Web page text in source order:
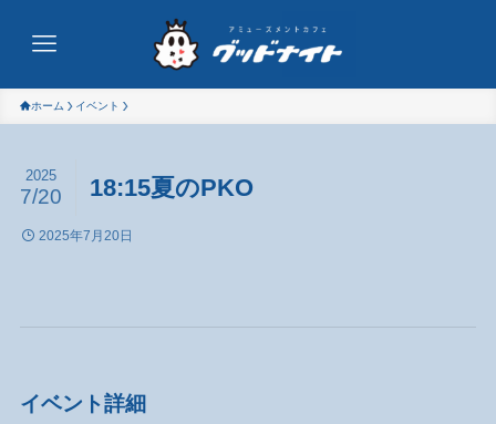
ホーム イベント
18:15夏のPKO
2025
7/20
2025年7月20日
イベント詳細